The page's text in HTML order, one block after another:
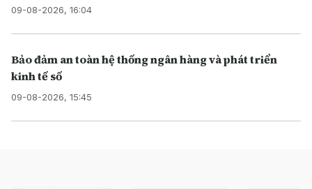
09-08-2026, 16:04
Bảo đảm an toàn hệ thống ngân hàng và phát triển
kinh tế số
09-08-2026, 15:45